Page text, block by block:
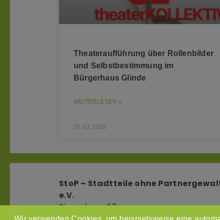
Theateraufführung über Rollenbilder
und Selbstbestimmung im
Bürgerhaus Glinde
WEITERLESEN »
25.02.2026
StoP – Stadtteile ohne
e.V.
Pinnasberg 27